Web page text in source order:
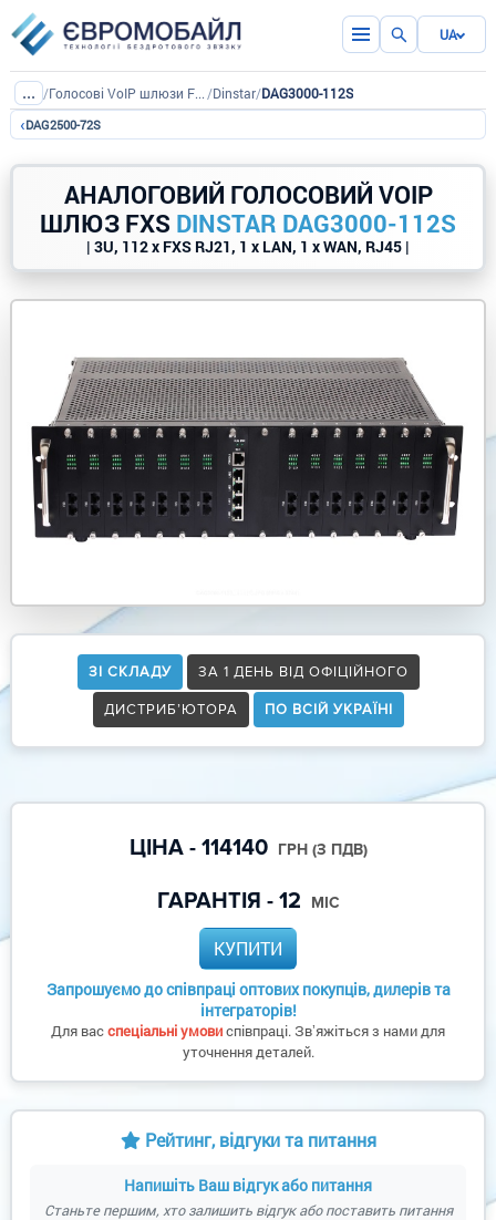
UA
... / Голосові VoIP шлюзи FXS/FXO /Dinstar/DAG3000-112S
‹DAG2500-72S
АНАЛОГОВИЙ ГОЛОСОВИЙ VOIP
ШЛЮЗ FXS DINSTAR DAG3000-112S
| 3U, 112 x FXS RJ21, 1 x LAN, 1 x WAN, RJ45 |
ЗІ СКЛАДУ ЗА 1 ДЕНЬ ВІД ОФІЦІЙНОГО
ДИСТРИБ’ЮТОРА ПО ВСІЙ УКРАЇНІ
ЦІНА - 114140 ГРН (З ПДВ)
ГАРАНТІЯ - 12 МІС
КУПИТИ
Запрошуємо до співпраці оптових покупців, дилерів та
інтеграторів!
Для васспеціальні умовиспівпраці. Звʼяжіться з нами для
уточнення деталей.
Рейтинг, відгуки та питання
Напишіть Ваш відгук або питання
Станьте першим, хто залишить відгук або поставить питання